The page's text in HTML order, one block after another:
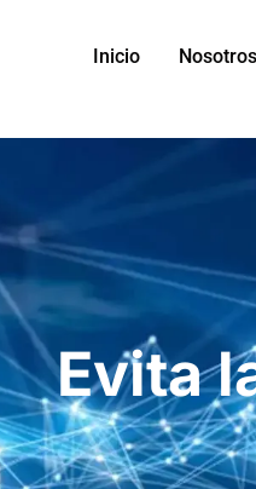
Inicio Nosotros
Evita